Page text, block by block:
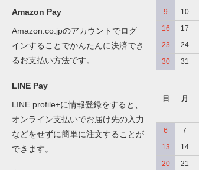
Amazon Pay
Amazon.co.jpのアカウントでログ
インすることでかんたんに決済でき
るお支払い方法です。
LINE Pay
LINE profile+に情報登録をすると、
オンライン支払いでお届け先の入力
などをせずに簡単に注文することが
できます。
9
10
16
17
23
24
30
31
日
月
6
7
13
14
20
21